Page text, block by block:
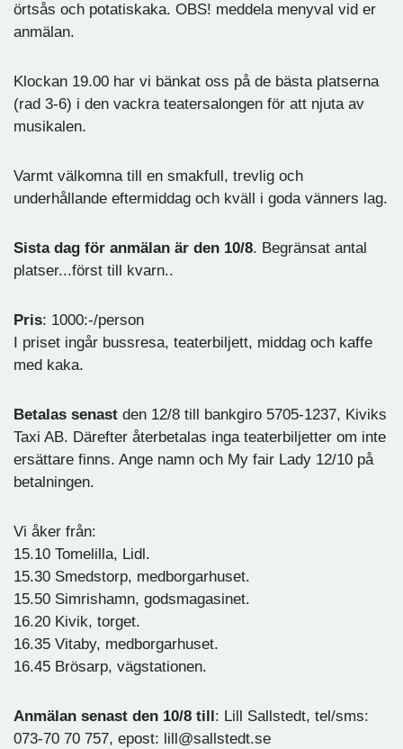
örtsås och potatiskaka. OBS! meddela menyval vid er
anmälan.
Klockan 19.00 har vi bänkat oss på de bästa platserna
(rad 3-6) i den vackra teatersalongen för att njuta av
musikalen.
Varmt välkomna till en smakfull, trevlig och
underhållande eftermiddag och kväll i goda vänners lag.
Sista dag för anmälan är den 10/8. Begränsat antal
platser...först till kvarn..
Pris: 1000:-/person
I priset ingår bussresa, teaterbiljett, middag och kaffe
med kaka.
Betalas senast den 12/8 till bankgiro 5705-1237, Kiviks
Taxi AB. Därefter återbetalas inga teaterbiljetter om inte
ersättare finns. Ange namn och My fair Lady 12/10 på
betalningen.
Vi åker från:
15.10 Tomelilla, Lidl.
15.30 Smedstorp, medborgarhuset.
15.50 Simrishamn, godsmagasinet.
16.20 Kivik, torget.
16.35 Vitaby, medborgarhuset.
16.45 Brösarp, vägstationen.
Anmälan senast den 10/8 till : Lill Sallstedt, tel/sms:
073-70 70 757, epost: lill@sallstedt.se